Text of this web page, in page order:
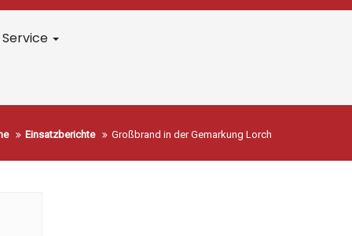
Service
Einsatzberichte Großbrand in der Gemarkung Lorch